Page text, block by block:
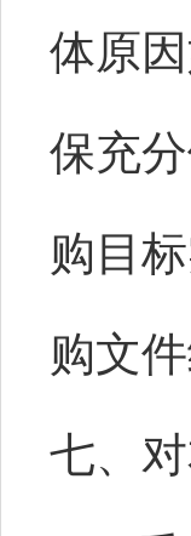
体原
保充
购目
购文
七、